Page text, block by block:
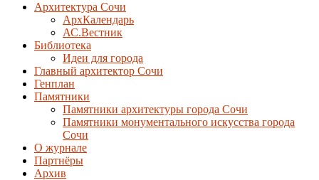
Архитектура Сочи
АрхКалендарь
АС.Вестник
Библиотека
Идеи для города
Главный архитектор Сочи
Генплан
Памятники
Памятники архитектуры города Сочи
Памятники монументального искусства города
Сочи
О журнале
Партнёры
Архив